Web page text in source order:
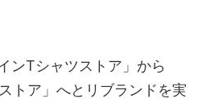
ンTシャツストア」から
トア」へとリブランドを実